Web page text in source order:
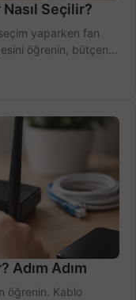
Seçilir?
yaparken fan
öğrenin, bütçenizi
Adım Adım
öğrenin. Kablo